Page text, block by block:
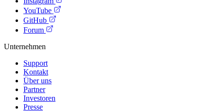
YouTube
GitHub
Forum
Unternehmen
Support
Kontakt
Über uns
Partner
Investoren
Presse